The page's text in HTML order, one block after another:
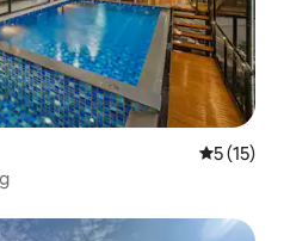
5 (15)